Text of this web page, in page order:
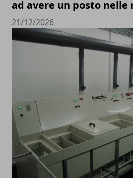
ad avere un posto
21/12/2026